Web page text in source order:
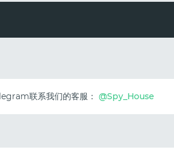
联系我们的客服： @Spy_House